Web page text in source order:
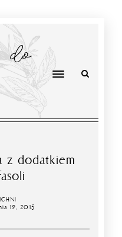
z dodatkiem
19, 2015